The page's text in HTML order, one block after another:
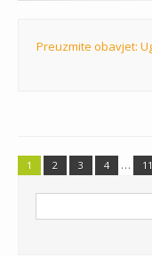
Preuzmite obavjet:
1 2 3 4 … 11